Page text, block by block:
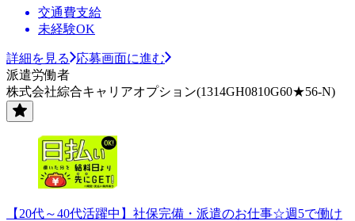
交通費支給
未経験OK
詳細を見る
応募画面に進む
派遣労働者
株式会社綜合キャリアオプション(1314GH0810G60★56-N)
【20代～40代活躍中】社保完備・派遣のお仕事☆週5で働け